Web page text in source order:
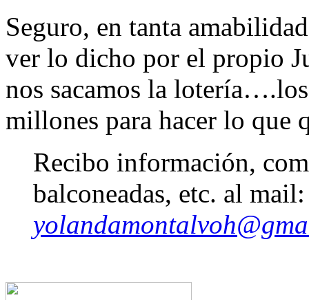
Seguro, en tanta
ver lo dicho por el propio
nos sacamos la
millones para hacer lo
Recibo información,
balconeadas, etc. al mail: